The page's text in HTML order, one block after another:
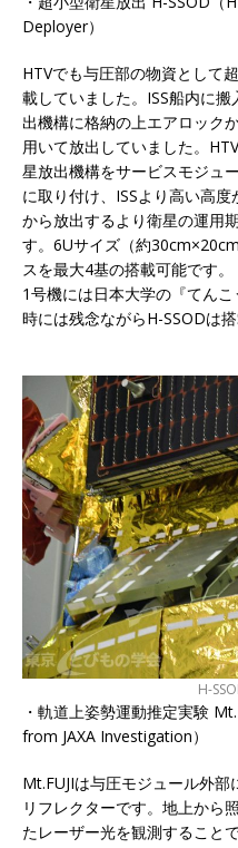
Deployer）
HTVでも与圧部の物資として
載していました。ISS船内に
出機構に格納の上エアロック
用いて放出していました。
星放出機構をサービスモジュ
に取り付け、ISSより高い高
から放出するより衛星の運用
す。6Uサイズ（約
スを最大4基の搭載可能です。
1号機には日本大学の『てん
時には残念ながらH-SSODは搭
H-
・軌道上姿勢運動推定実験
from JAXA Investigation）
Mt.FUJIは与圧モジュール外
リフレクターです。地上から
たレーザー光を観測すること